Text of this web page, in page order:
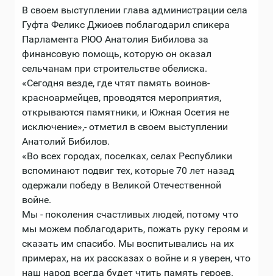
В своем выступлении глава администрации села
Гуфта Феликс Джиоев поблагодарил спикера
Парламента РЮО Анатолия Бибилова за
финансовую помощь, которую он оказал
сельчанам при строительстве обелиска.
«Сегодня везде, где чтят память воинов-
красноармейцев, проводятся мероприятия,
открываются памятники, и Южная Осетия не
исключение»,- отметил в своем выступлении
Анатолий Бибилов.
«Во всех городах, поселках, селах Республики
вспоминают подвиг тех, которые 70 лет назад
одержали победу в Великой Отечественной
войне.
Мы - поколения счастливых людей, потому что
мы можем поблагодарить, пожать руку героям и
сказать им спасибо. Мы воспитывались на их
примерах, на их рассказах о войне и я уверен, что
наш народ всегда будет чтить память героев.